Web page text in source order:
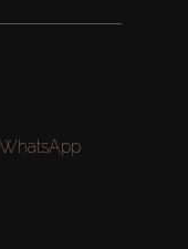
WhatsApp